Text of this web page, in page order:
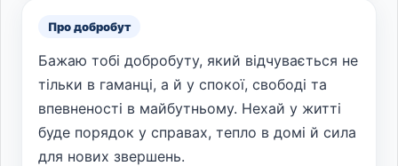
Про добробут
Бажаю тобі добробуту, який відчувається не
тільки в гаманці, а й у спокої, свободі та
впевненості в майбутньому. Нехай у житті
буде порядок у справах, тепло в домі й сила
для нових звершень.